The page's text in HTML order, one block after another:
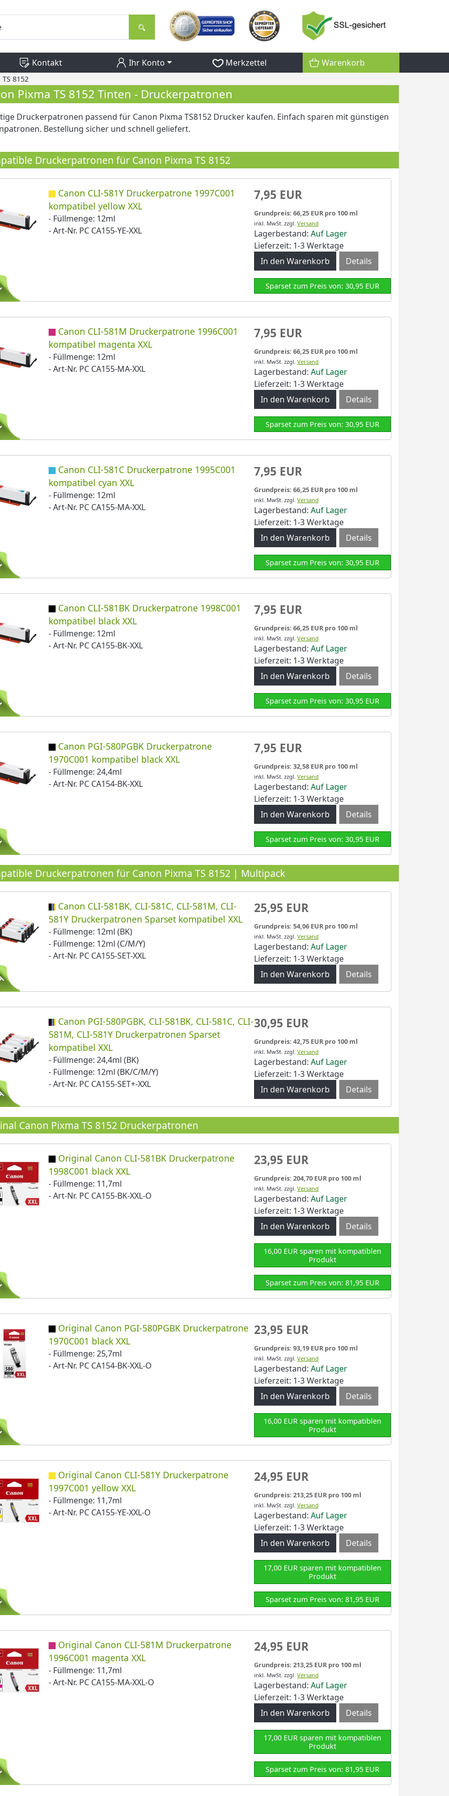
Kontakt Ihr Konto Merkzettel Warenkorb
8152
Pixma TS 8152 Tinten - Druckerpatronen
Druckerpatronen passend für Canon Pixma TS8152 Drucker kaufen. Einfach sparen mit günstigen
Bestellung sicher und schnell geliefert.
Druckerpatronen für Canon Pixma TS 8152
Canon CLI-581Y Druckerpatrone 1997C001
kompatibel yellow XXL
- Füllmenge: 12ml
- Art-Nr. PC CA155-YE-XXL
7,95 EUR
Grundpreis: 66,25 EUR pro 100 ml
inkl. MwSt. zzgl. Versand
Lagerbestand: Auf Lager
Lieferzeit: 1-3 Werktage
Details
Sparset zum Preis von: 30,95 EUR
Canon CLI-581M Druckerpatrone 1996C001
kompatibel magenta XXL
- Füllmenge: 12ml
- Art-Nr. PC CA155-MA-XXL
7,95 EUR
Grundpreis: 66,25 EUR pro 100 ml
inkl. MwSt. zzgl. Versand
Lagerbestand: Auf Lager
Lieferzeit: 1-3 Werktage
Details
Sparset zum Preis von: 30,95 EUR
Canon CLI-581C Druckerpatrone 1995C001
kompatibel cyan XXL
- Füllmenge: 12ml
- Art-Nr. PC CA155-MA-XXL
7,95 EUR
Grundpreis: 66,25 EUR pro 100 ml
inkl. MwSt. zzgl. Versand
Lagerbestand: Auf Lager
Lieferzeit: 1-3 Werktage
Details
Sparset zum Preis von: 30,95 EUR
Canon CLI-581BK Druckerpatrone 1998C001
kompatibel black XXL
- Füllmenge: 12ml
- Art-Nr. PC CA155-BK-XXL
7,95 EUR
Grundpreis: 66,25 EUR pro 100 ml
inkl. MwSt. zzgl. Versand
Lagerbestand: Auf Lager
Lieferzeit: 1-3 Werktage
Details
Sparset zum Preis von: 30,95 EUR
Canon PGI-580PGBK Druckerpatrone
1970C001 kompatibel black XXL
- Füllmenge: 24,4ml
- Art-Nr. PC CA154-BK-XXL
7,95 EUR
Grundpreis: 32,58 EUR pro 100 ml
inkl. MwSt. zzgl. Versand
Lagerbestand: Auf Lager
Lieferzeit: 1-3 Werktage
Details
Sparset zum Preis von: 30,95 EUR
Druckerpatronen für Canon Pixma TS 8152 | Multipack
Canon CLI-581BK, CLI-581C, CLI-581M, CLI-
581Y Druckerpatronen Sparset kompatibel XXL
- Füllmenge: 12ml (BK)
- Füllmenge: 12ml (C/M/Y)
- Art-Nr. PC CA155-SET-XXL
25,95 EUR
Grundpreis: 54,06 EUR pro 100 ml
inkl. MwSt. zzgl. Versand
Lagerbestand: Auf Lager
Lieferzeit: 1-3 Werktage
Details
Canon PGI-580PGBK, CLI-581BK, CLI-581C, CLI-
581M, CLI-581Y Druckerpatronen Sparset
kompatibel XXL
- Füllmenge: 24,4ml (BK)
- Füllmenge: 12ml (BK/C/M/Y)
- Art-Nr. PC CA155-SET+-XXL
30,95 EUR
Grundpreis: 42,75 EUR pro 100 ml
inkl. MwSt. zzgl. Versand
Lagerbestand: Auf Lager
Lieferzeit: 1-3 Werktage
Details
Canon Pixma TS 8152 Druckerpatronen
Original Canon CLI-581BK Druckerpatrone
1998C001 black XXL
- Füllmenge: 11,7ml
- Art-Nr. PC CA155-BK-XXL-O
23,95 EUR
Grundpreis: 204,70 EUR pro 100 ml
inkl. MwSt. zzgl. Versand
Lagerbestand: Auf Lager
Lieferzeit: 1-3 Werktage
Details
16,00 EUR sparen mit kompatiblen
Produkt
Sparset zum Preis von: 81,95 EUR
Original Canon PGI-580PGBK Druckerpatrone
1970C001 black XXL
- Füllmenge: 25,7ml
- Art-Nr. PC CA154-BK-XXL-O
23,95 EUR
Grundpreis: 93,19 EUR pro 100 ml
inkl. MwSt. zzgl. Versand
Lagerbestand: Auf Lager
Lieferzeit: 1-3 Werktage
Details
16,00 EUR sparen mit kompatiblen
Produkt
Original Canon CLI-581Y Druckerpatrone
1997C001 yellow XXL
- Füllmenge: 11,7ml
- Art-Nr. PC CA155-YE-XXL-O
24,95 EUR
Grundpreis: 213,25 EUR pro 100 ml
inkl. MwSt. zzgl. Versand
Lagerbestand: Auf Lager
Lieferzeit: 1-3 Werktage
Details
17,00 EUR sparen mit kompatiblen
Produkt
Sparset zum Preis von: 81,95 EUR
Original Canon CLI-581M Druckerpatrone
1996C001 magenta XXL
- Füllmenge: 11,7ml
- Art-Nr. PC CA155-MA-XXL-O
24,95 EUR
Grundpreis: 213,25 EUR pro 100 ml
inkl. MwSt. zzgl. Versand
Lagerbestand: Auf Lager
Lieferzeit: 1-3 Werktage
Details
17,00 EUR sparen mit kompatiblen
Produkt
Sparset zum Preis von: 81,95 EUR